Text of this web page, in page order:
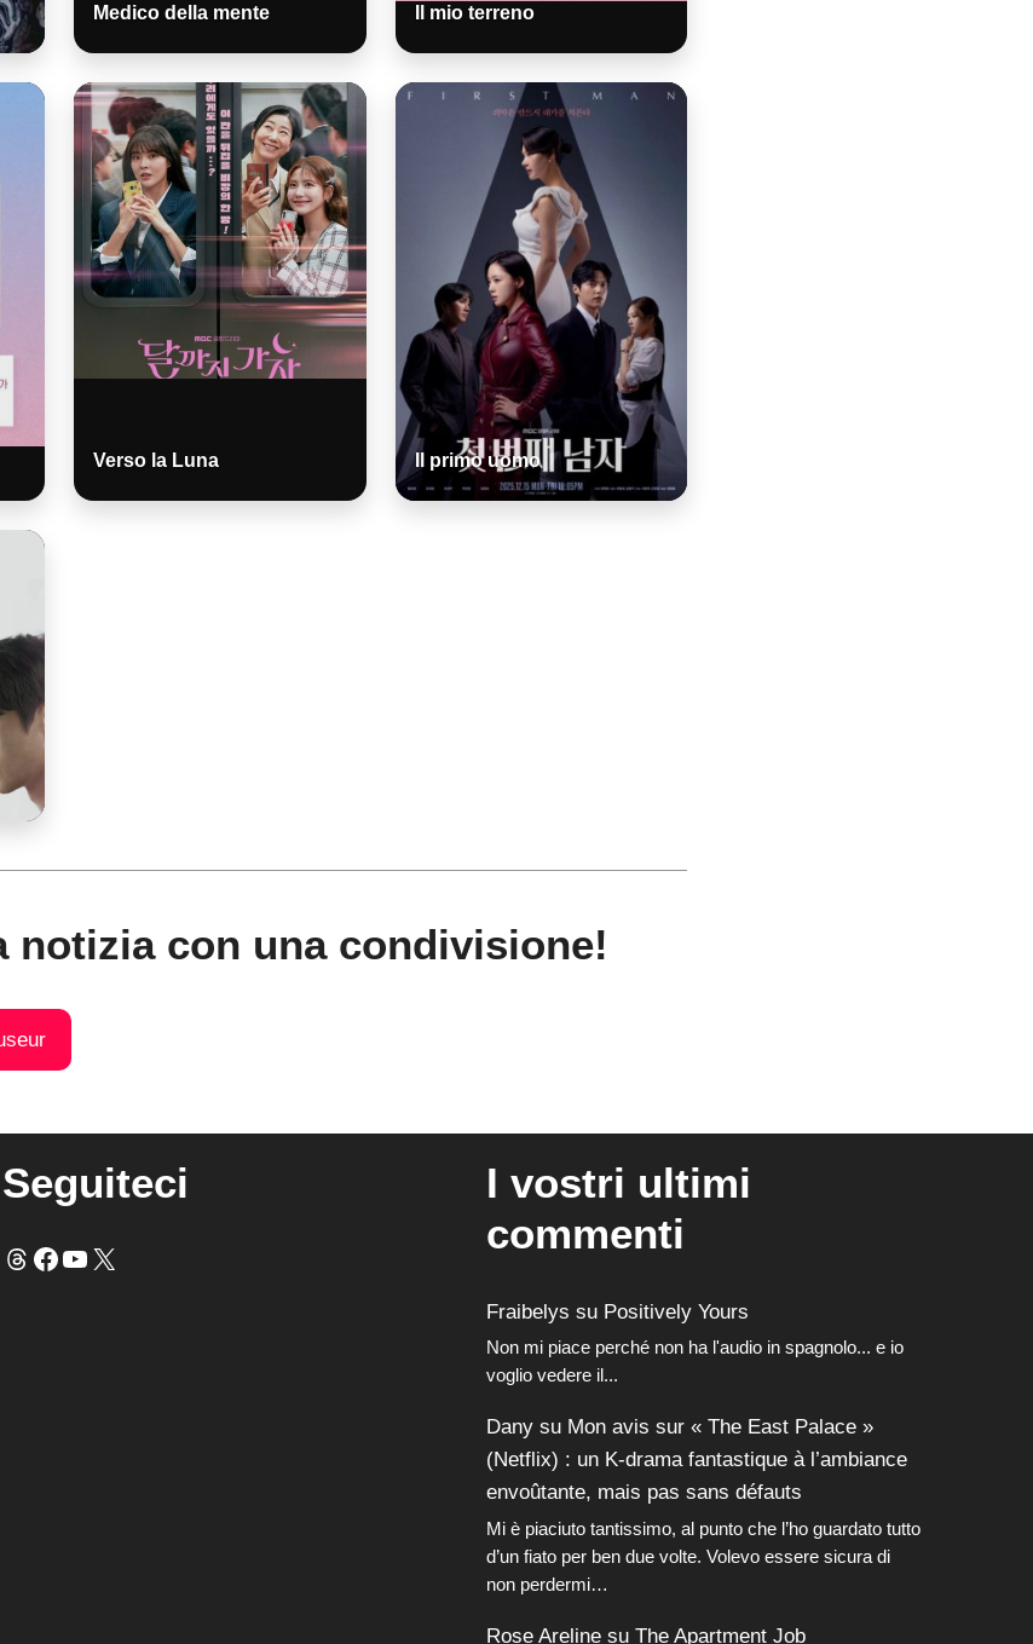
Medico della mente Il mio terreno
Verso la Luna Il primo uomo
notizia con una condivisione!
Seguiteci
FiliFacebook
YouTube
X
I vostri ultimi
commenti
Fraibelys su Positively Yours
Non mi piace perché non ha l'audio in spagnolo... e io
voglio vedere il...
Dany su Mon avis sur « The East Palace »
(Netflix) : un K-drama fantastique à l’ambiance
envoûtante, mais pas sans défauts
Mi è piaciuto tantissimo, al punto che l’ho guardato tutto
d’un fiato per ben due volte. Volevo essere sicura di
non perdermi…
Rose Areline su The Apartment Job